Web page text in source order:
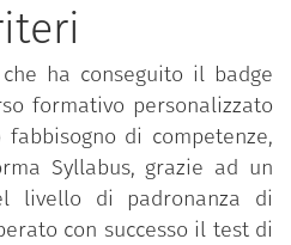
ha conseguito il badge
formativo personalizzato
fabbisogno di competenze
attraverso un test di
superato con successo il
acquisite relativo
elevato (avanzato).
ha conseguito il badge
formativo personalizzato
di competenze,
Syllabus, grazie ad un
livello di padronanza di
con successo il test di